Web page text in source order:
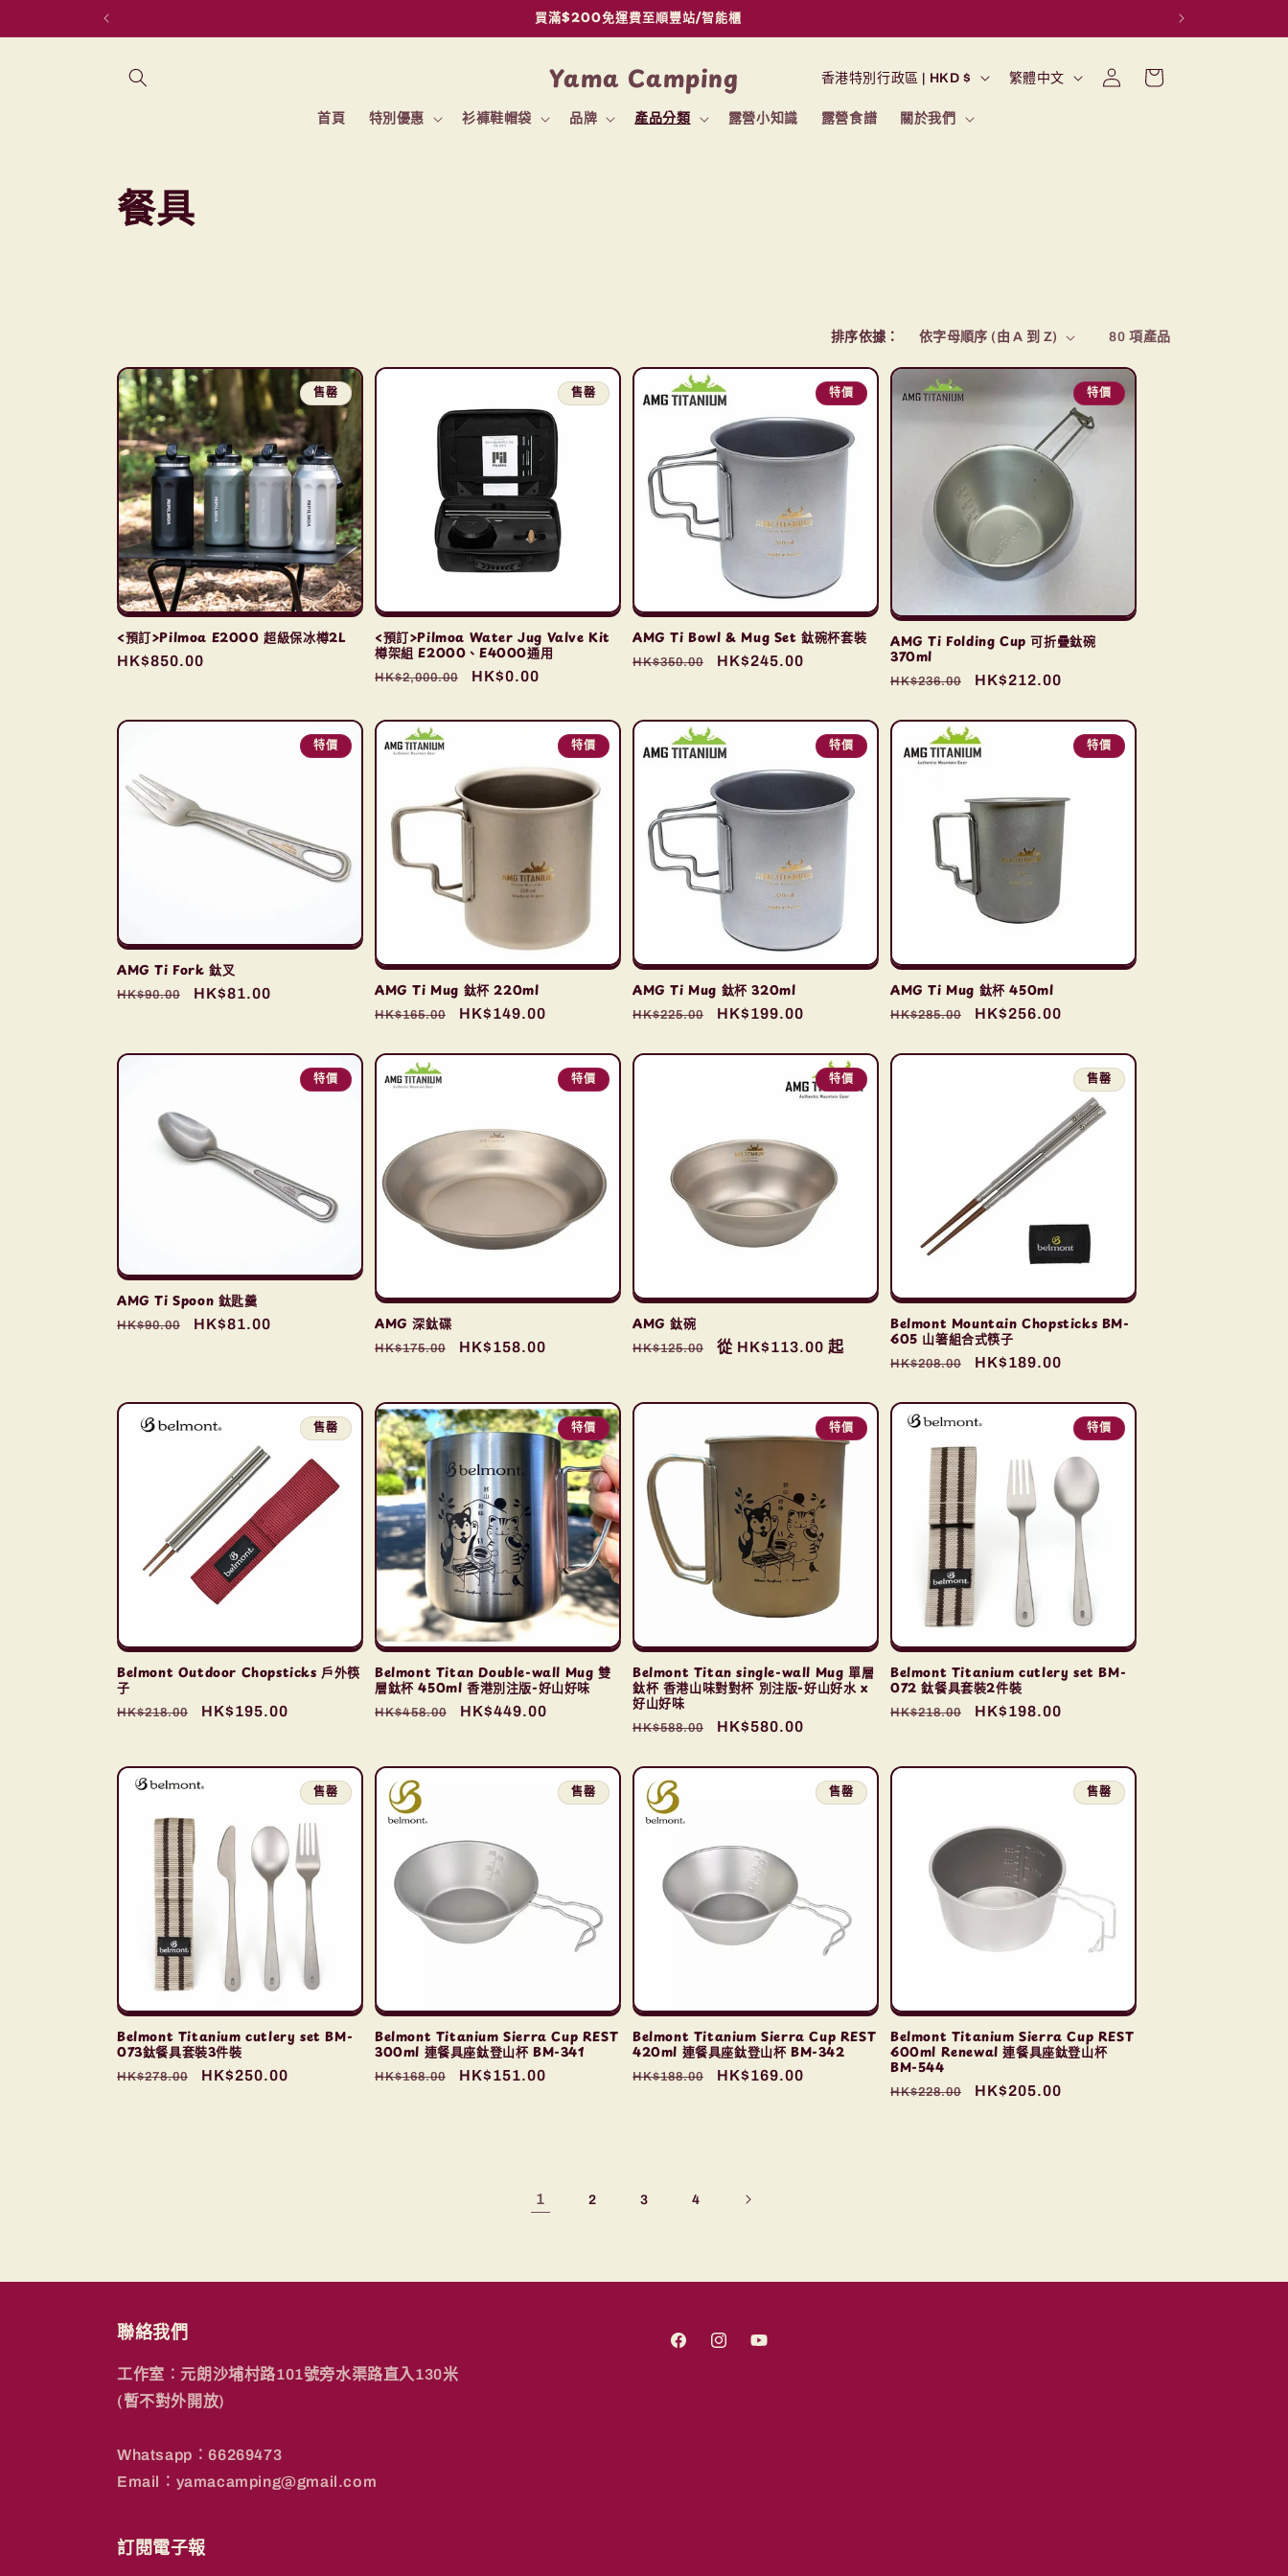
買滿$200免運費至順豐站/智能櫃
Yama Camping
首頁 特別優惠 衫褲鞋帽袋 品牌 產品分類 露營小知識 露營食譜 關於我們
國
家
香港特別行政區 | HKD $
語
繁體中文
登
入
物
商
列
:
餐具
排序依據： 80 項產品
售罄
<預訂>Pilmoa E2000 超級保冰樽2L
定
HK$850.00
售罄
<預訂>Pilmoa Water Jug Valve Kit
樽架組 E2000、E4000通用
定
HK$2,000.00
售
HK$0.00
特價
AMG Ti Bowl & Mug Set 鈦碗杯套裝
定
HK$350.00
售
HK$245.00
特價
AMG Ti Folding Cup 可折疊鈦碗
370ml
定
HK$236.00
售
HK$212.00
特價
AMG Ti Fork 鈦叉
定
HK$90.00
售
HK$81.00
特價
AMG Ti Mug 鈦杯 220ml
定
HK$165.00
售
HK$149.00
特價
AMG Ti Mug 鈦杯 320ml
定
HK$225.00
售
HK$199.00
特價
AMG Ti Mug 鈦杯 450ml
定
HK$285.00
售
HK$256.00
特價
AMG Ti Spoon 鈦匙羹
定
HK$90.00
售
HK$81.00
特價
AMG 深鈦碟
定
HK$175.00
售
HK$158.00
特價
AMG 鈦碗
定
HK$125.00
售
從 HK$113.00 起
售罄
Belmont Mountain Chopsticks BM-
605 山箸組合式筷子
定
HK$208.00
售
HK$189.00
售罄
Belmont Outdoor Chopsticks 戶外筷
子
定
HK$218.00
售
HK$195.00
特價
Belmont Titan Double-wall Mug 雙
層鈦杯 450ml 香港別注版-好山好味
定
HK$458.00
售
HK$449.00
特價
Belmont Titan single-wall Mug 單層
鈦杯 香港山味對對杯 別注版-好山好水 x
好山好味
定
HK$588.00
售
HK$580.00
特價
Belmont Titanium cutlery set BM-
072 鈦餐具套裝2件裝
定
HK$218.00
售
HK$198.00
售罄
Belmont Titanium cutlery set BM-
073鈦餐具套裝3件裝
定
HK$278.00
售
HK$250.00
售罄
Belmont Titanium Sierra Cup REST
300ml 連餐具座鈦登山杯 BM-341
定
HK$168.00
售
HK$151.00
售罄
Belmont Titanium Sierra Cup REST
420ml 連餐具座鈦登山杯 BM-342
定
HK$188.00
售
HK$169.00
售罄
Belmont Titanium Sierra Cup REST
600ml Renewal 連餐具座鈦登山杯
BM-544
定
HK$228.00
售
HK$205.00
1 2 3 4
聯絡我們
工作室︰元朗沙埔村路101號旁水渠路直入130米
(暫不對外開放)
Whatsapp︰66269473
Email︰yamacamping@gmail.com
FacebookInstagramYouTube
訂閱電子報